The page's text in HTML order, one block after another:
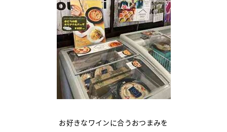
お好きなワインに合うおつまみを